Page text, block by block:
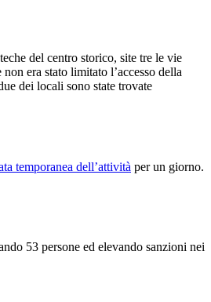
del centro storico, site tre le vie
era stato limitato l’accesso della
dei locali sono state trovate
temporanea dell’attività per un giorno.
53 persone ed elevando sanzioni nei